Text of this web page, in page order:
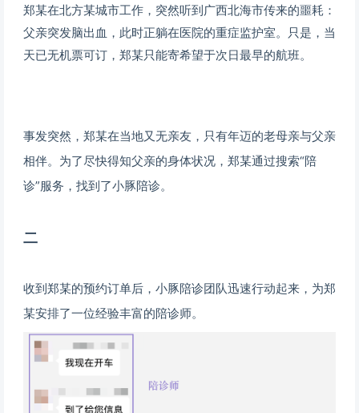
郑某在北方某城市工作， 突然听到广西北海市传来的噩耗：
父亲突发脑出血， 此时正躺在医院的重症监护室。
只是，当
天已无机票可订， 郑某只能寄希望于次日最早的航班。
事发突然，郑某在当地又无亲友， 只有年迈的老母亲与父亲
相伴。 为了尽快得知父亲的身体状况， 郑某通过搜索“陪
诊”服务，找到了小豚陪诊。
二
收到郑某的预约订单后， 小豚陪诊团队迅速行动起来， 为郑
某安排了一位经验丰富的陪诊师。